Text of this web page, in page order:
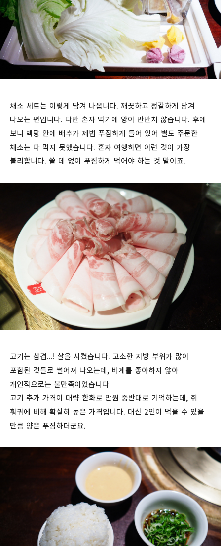
채소 세트는 이렇게 담겨 나옵니다. 깨끗하고 정갈하게 담겨
나오는 편입니다. 다만 혼자 먹기에 양이 만만치 않습니다. 후에
보니 백탕 안에 배추가 제법 푸짐하게 들어 있어 별도 주문한
채소는 다 먹지 못했습니다. 혼자 여행하면 이런 것이 가장
불리합니다. 쓸 데 없이 푸짐하게 먹어야 하는 것 말이죠.
고기는 삼겹...! 살을 시켰습니다. 고소한 지방 부위가 많이
포함된 것들로 썰어져 나오는데, 비계를 좋아하지 않아
개인적으로는 불만족이었습니다.
고기 추가 가격이 대략 한화로 만원 중반대로 기억하는데, 쥐
훠궈에 비해 확실히 높은 가격입니다. 대신 2인이 먹을 수 있을
만큼 양은 푸짐하더군요.